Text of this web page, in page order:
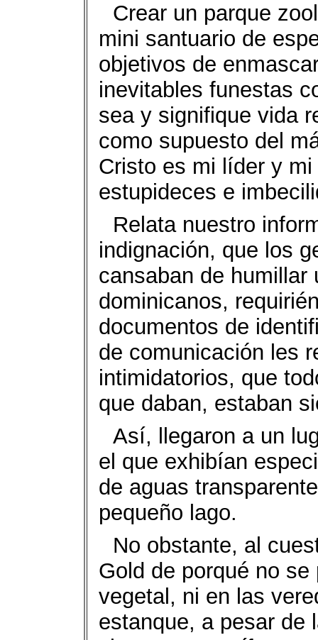
Crear un parque
mini santuario de
objetivos de
inevitables funestas
sea y signifique vida
como supuesto del
Cristo es mi líder y
estupideces e
Relata nuestro
indignación, que los
cansaban de
dominicanos,
documentos de
de comunicación les
intimidatorios, que
que daban, estaban
Así, llegaron a un
el que exhibían
de aguas
pequeño lago.
No obstante, al
Gold de porqué no
vegetal, ni en las
estanque, a pesar de